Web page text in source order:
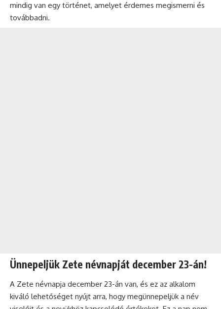
mindig van egy történet, amelyet érdemes megismerni és
továbbadni.
Ünnepeljük Zete névnapját december 23-án!
A Zete névnapja december 23-án van, és ez az alkalom
kiváló lehetőséget nyújt arra, hogy megünnepeljük a név